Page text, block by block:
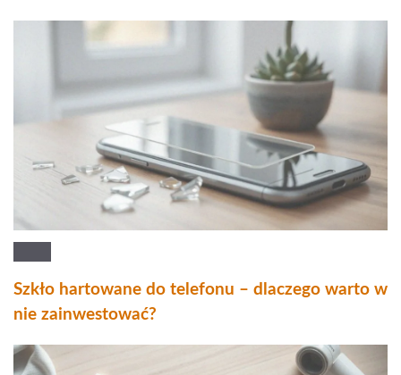
Szkło hartowane do telefonu – dlaczego warto w
nie zainwestować?